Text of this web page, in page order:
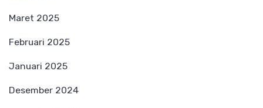
Maret 2025
Februari 2025
Januari 2025
Desember 2024